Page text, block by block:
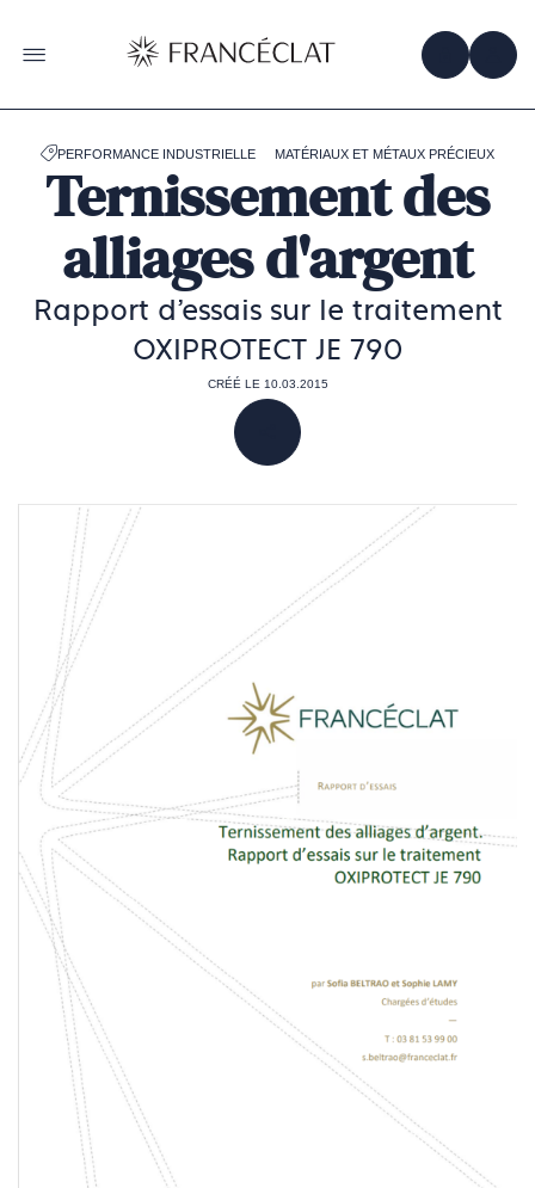
la
page
de
OBTENIR
PERFORMANCE INDUSTRIELLE MATÉRIAUX ET MÉTAUX PRÉCIEUX
Ternissement des
alliages d'argent
Rapport d’essais sur le traitement
OXIPROTECT JE 790
CRÉÉ LE 10.03.2015
PARTAGER